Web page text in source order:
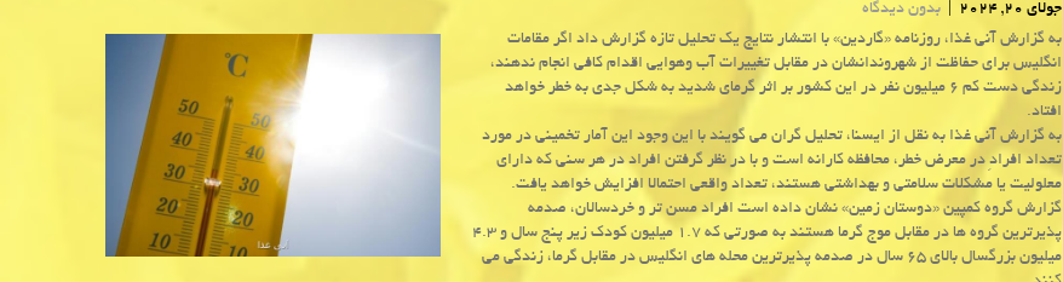
جولای 20, 2024
بدون دیدگاه
به گزارش آنی غذا، روزنامه «گاردین» با انتشار نتایج یک تحلیل تازه گزارش داد اگر مقامات
انگلیس برای حفاظت از شهروندانشان در مقابل تغییرات آب وهوایی اقدام کافی انجام ندهند،
زندگی دست کم ۶ میلیون نفر در این کشور بر اثر گرمای شدید به شکل جدی به خطر خواهد
افتاد.
به گزارش آنی غذا به نقل از ایسنا، تحلیل گران می گویند با این وجود این آمار تخمینی در مورد
تعداد افرادِ در معرض خطر، محافظه کارانه است و با در نظر گرفتن افراد در هر سنی که دارای
معلولیت یا مشکلات سلامتی و بهداشتی هستند، تعداد واقعی احتمالا افزایش خواهد یافت.
گزارش گروه کمپین «دوستان زمین» نشان داده است افراد مسن تر و خردسالان، صدمه
پذیرترین گروه ها در مقابل موج گرما هستند به صورتی که ۱.۷ میلیون کودک زیر پنج سال و ۴.۳
میلیون بزرگسال بالای ۶۵ سال در صدمه پذیرترین محله های انگلیس در مقابل گرما، زندگی می